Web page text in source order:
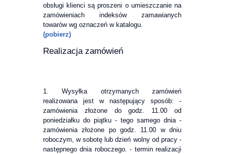
obsługi klienci są proszeni o umieszczanie na
zamówieniach indeksów zamawianych
towarów wg oznaczeń w katalogu.
(pobierz)
Realizacja zamówień
1. Wysyłka otrzymanych zamówień
realizowana jest w następujący sposób: -
zamówienia złożone do godz. 11.00 od
poniedziałku do piątku - tego samego dnia -
zamówienia złożone po godz. 11.00 w dniu
roboczym, w sobotę lub dzień wolny od pracy -
następnego dnia roboczego. - termin realizacji